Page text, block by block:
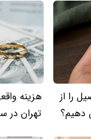
را از
دهیم؟
هزینه
تهران در سال ۱۴۰۵